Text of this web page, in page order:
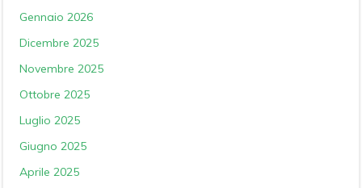
Gennaio 2026
Dicembre 2025
Novembre 2025
Ottobre 2025
Luglio 2025
Giugno 2025
Aprile 2025